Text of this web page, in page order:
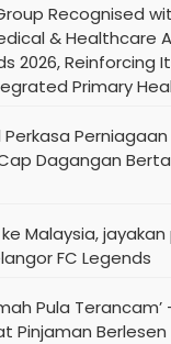
Recognised
& Healthcare
2026, Reinforcing
Primary
Dagangan
Malaysia,
FC Legends
Pula Terancam’
Pinjaman Berlesen